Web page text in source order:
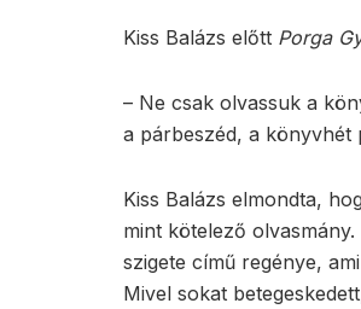
Kiss Balázs előtt Porga
– Ne csak olvassuk a
a párbeszéd, a könyvhét
Kiss Balázs elmondta,
mint kötelező
szigete című regénye,
Mivel sokat